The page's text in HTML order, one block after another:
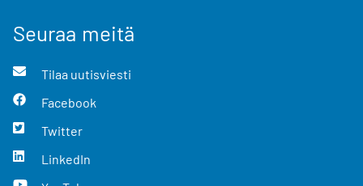
Seuraa meitä
Tilaa uutisviesti
Facebook
Twitter
LinkedIn